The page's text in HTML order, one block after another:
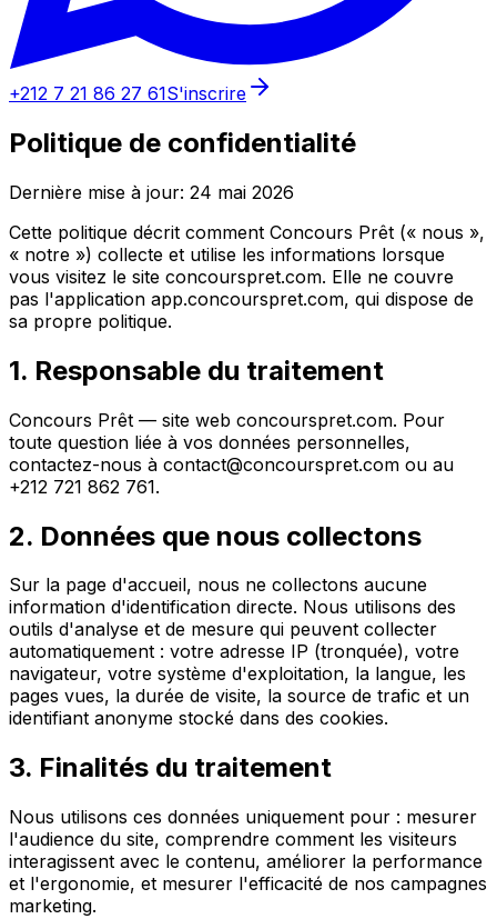
+212 7 21 86 27 61S'inscrire
Politique de confidentialité
Dernière mise à jour: 24 mai 2026
Cette politique décrit comment Concours Prêt (« nous »,
« notre ») collecte et utilise les informations lorsque
vous visitez le site concourspret.com. Elle ne couvre
pas l'application app.concourspret.com, qui dispose de
sa propre politique.
1. Responsable du traitement
Concours Prêt — site web concourspret.com. Pour
toute question liée à vos données personnelles,
contactez-nous à contact@concourspret.com ou au
+212 721 862 761.
2. Données que nous collectons
Sur la page d'accueil, nous ne collectons aucune
information d'identification directe. Nous utilisons des
outils d'analyse et de mesure qui peuvent collecter
automatiquement : votre adresse IP (tronquée), votre
navigateur, votre système d'exploitation, la langue, les
pages vues, la durée de visite, la source de trafic et un
identifiant anonyme stocké dans des cookies.
3. Finalités du traitement
Nous utilisons ces données uniquement pour : mesurer
l'audience du site, comprendre comment les visiteurs
interagissent avec le contenu, améliorer la performance
et l'ergonomie, et mesurer l'efficacité de nos campagnes
marketing.